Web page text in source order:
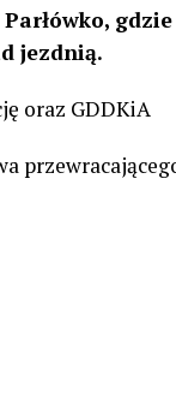
jezdnią.
oraz GDDKiA